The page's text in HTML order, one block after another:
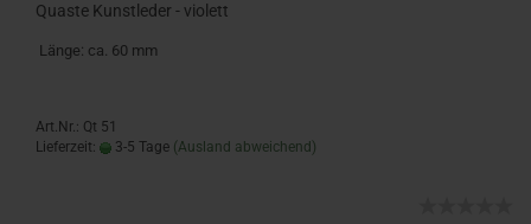
Quaste Kunstleder - violett
Länge: ca. 60 mm
Art.Nr.: Qt 51
Lieferzeit:
3-5 Tage (Ausland abweichend)